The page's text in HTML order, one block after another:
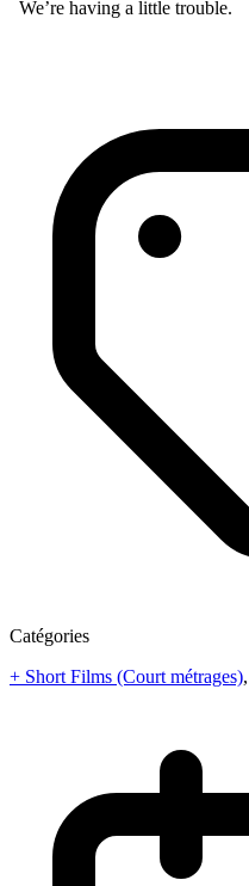
Catégories
+ Short Films (Court métrages),